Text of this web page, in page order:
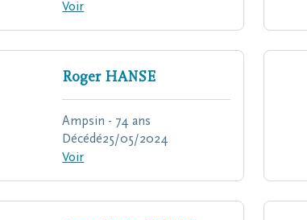
Voir
Roger HANSE
Ampsin - 74 ans
Décédé25/05/2024
Voir